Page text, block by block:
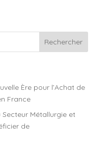
Ère pour l’Achat de
France
Métallurgie et
de